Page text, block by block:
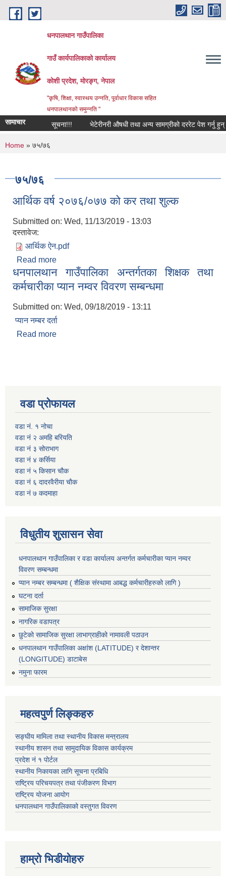
Skip to main content
धनपालथान गाउँपालिका
गाउँ कार्यपालिकाको कार्यालय
कोशी प्रदेश, मोरङ्ग, नेपाल
"कृषि, शिक्षा, स्वास्थय उन्नति, पूर्वाधार विकास सहित
धनपालथानको समुन्नति "
सामाचार सूचना!!! भेटेरीनरी औषधी तथा अन्य सामग्रीको दररेट पेश गर्नु
You are here
Home » ७५/७६
७५/७६
आर्थिक वर्ष २०७६/०७७ को कर तथा शुल्क
Submitted on: Wed, 11/13/2019 - 13:03
दस्तावेज:
आर्थिक ऐन.pdf
Read more
धनपालथान गाउँपालिका अन्तर्गतका शिक्षक तथा
कर्मचारीका प्यान नम्वर विवरण सम्बन्धमा
Submitted on: Wed, 09/18/2019 - 13:11
प्यान नम्बर दर्ता
Read more
वडा प्रोफायल
वडा नं. १ नोचा
वडा नं २ अमहि बरियति
वडा नं ३ सोराभाग
वडा नं ४ कर्सिया
वडा नं ५ किसान चौक
वडा नं ६ दादरवैरीया चाैक
वडा नं ७ कदमाहा
विधुतीय शुसासन सेवा
धनपालथान गाउँपालिका र वडा कार्यालय अन्तर्गत कर्मचारीका प्यान नम्वर
विवरण सम्बन्धमा
प्यान नम्बर सम्बन्धमा ( शैक्षिक संस्थामा आबद्ध कर्मचारीहरुको लागि )
घटना दर्ता
सामाजिक सुरक्षा
नागरिक वडापत्र
छुटेको सामाजिक सुरक्षा लाभाग्राहीको नामावली पठाउन
धनपालथान गाउँपालिका अक्षांश (LATITUDE) र देशान्तर
(LONGITUDE) डाटाबेस
नमुना फारम
महत्वपुर्ण लिङ्कहरु
सङ्घीय मामिला तथा स्थानीय विकास मन्त्रालय
स्थानीय शासन तथा सामुदायिक विकास कार्यक्रम
प्रदेश नं १ पोर्टल
स्थानीय निकायका लागि सूचना प्रबिधि
राष्ट्रिय परिचयपत्र तथा पंजीकरण विभाग
राष्ट्रिय योजना आयोग
धनपालथान गाउँपालिकाको वस्तुगत विवरण
हाम्रो भिडीयोहरु